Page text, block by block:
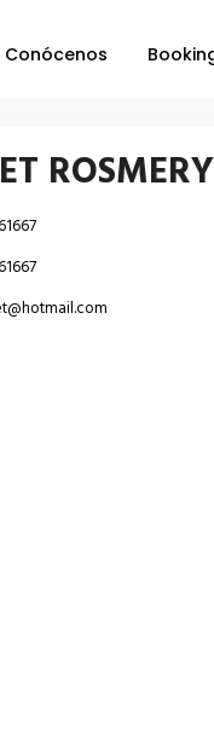
Conócenos